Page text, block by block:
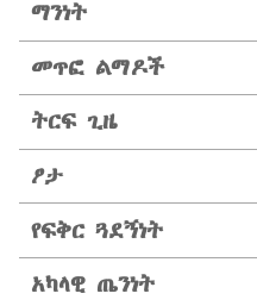
ማንነት
መጥፎ ልማዶች
ትርፍ ጊዜ
ፆታ
የፍቅር ጓደኝነት
አካላዊ ጤንነት